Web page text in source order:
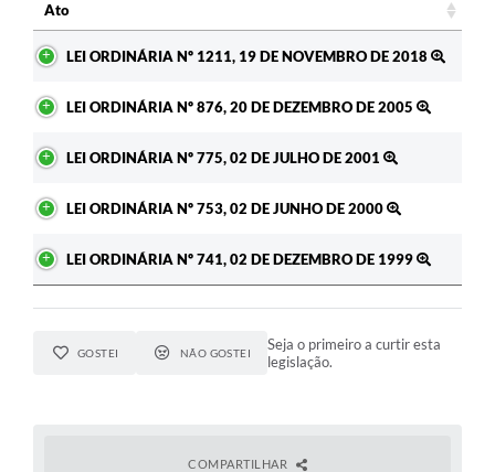
Ato
LEI ORDINÁRIA Nº 1211, 19 DE NOVEMBRO DE 2018
LEI ORDINÁRIA Nº 876, 20 DE DEZEMBRO DE 2005
LEI ORDINÁRIA Nº 775, 02 DE JULHO DE 2001
LEI ORDINÁRIA Nº 753, 02 DE JUNHO DE 2000
LEI ORDINÁRIA Nº 741, 02 DE DEZEMBRO DE 1999
GOSTEI NÃO GOSTEI
Seja o primeiro a curtir esta
legislação.
COMPARTILHAR